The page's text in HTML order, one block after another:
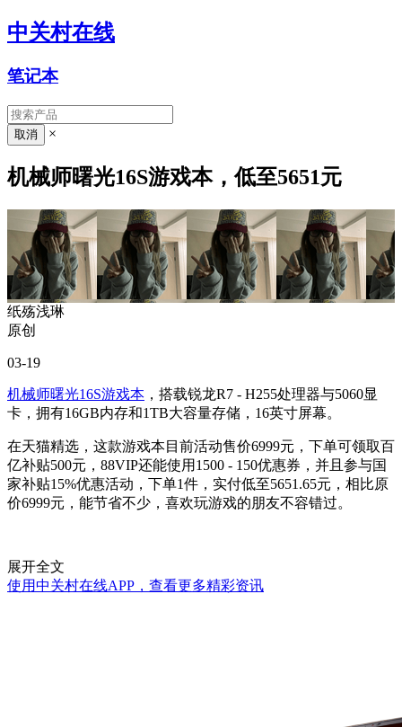
中关村在线
笔记本
×
机械师曙光16S游戏本，低至5651元
纸殇浅琳
原创
03-19
机械师曙光16S游戏本 ，搭载锐龙R7 - H255处理器与5060显
卡，拥有16GB内存和1TB大容量存储，16英寸屏幕。
在天猫精选，这款游戏本目前活动售价6999元，下单可领取百
亿补贴500元，88VIP还能使用1500 - 150优惠券，并且参与国
家补贴15%优惠活动，下单1件，实付低至5651.65元，相比原
价6999元，能节省不少，喜欢玩游戏的朋友不容错过。
展开全文
使用中关村在线APP，查看更多精彩资讯